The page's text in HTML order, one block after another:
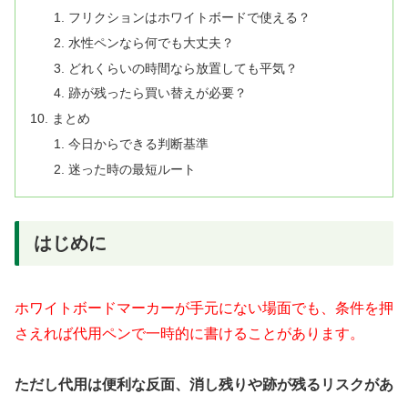
フリクションはホワイトボードで使える？
水性ペンなら何でも大丈夫？
どれくらいの時間なら放置しても平気？
跡が残ったら買い替えが必要？
まとめ
今日からできる判断基準
迷った時の最短ルート
はじめに
ホワイトボードマーカーが手元にない場面でも、条件を押
さえれば代用ペンで一時的に書けることがあります。
ただし代用は便利な反面、消し残りや跡が残るリスクがあ